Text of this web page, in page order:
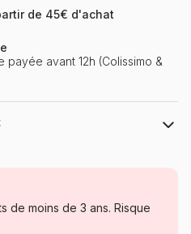
de 45€ d'achat
payée avant 12h (Colissimo &
de moins de 3 ans. Risque